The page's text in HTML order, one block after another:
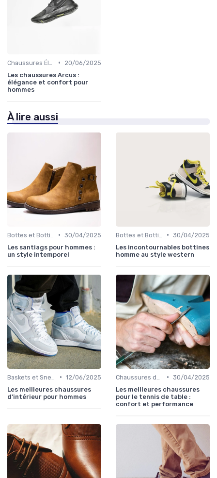
•
20/06/2025
Les chaussures Arcus :
élégance et confort pour
hommes
À lire aussi
• 30/04/2025
Les santiags pour hommes :
un style intemporel
• 30/04/2025
Les incontournables bottines
homme au style western
• 12/06/2025
Les meilleures chaussures
d'intérieur pour hommes
• 30/04/2025
Les meilleures chaussures
pour le tennis de table :
confort et performance